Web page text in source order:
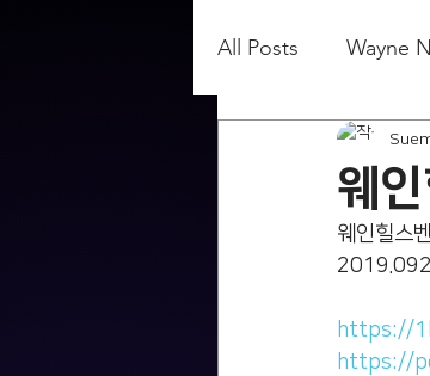
All Posts Wayne
웨
웨인힐스
https://
https://